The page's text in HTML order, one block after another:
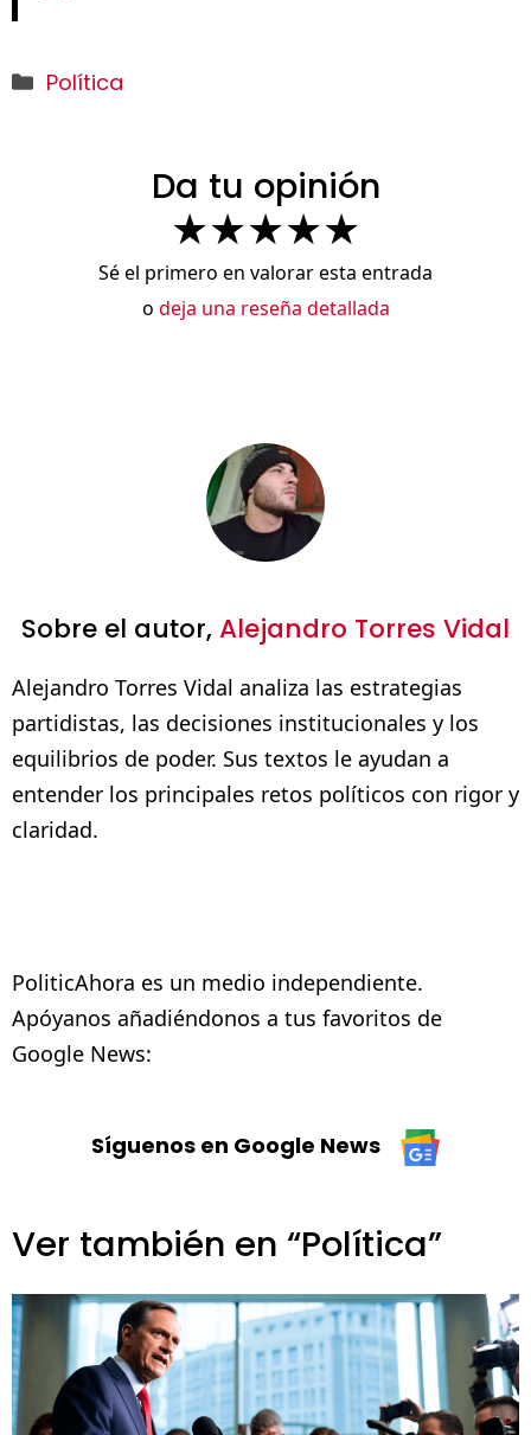
Categorías
Política
Da tu opinión
★★★★★
Sé el primero en valorar esta entrada
o deja una reseña detallada
Sobre el autor,Alejandro Torres Vidal
Alejandro Torres Vidal analiza las estrategias
partidistas, las decisiones institucionales y los
equilibrios de poder. Sus textos le ayudan a
entender los principales retos políticos con rigor y
claridad.
PoliticAhora es un medio independiente.
Apóyanos añadiéndonos a tus favoritos de
Google News:
Síguenos en Google News
Ver también en “Política”